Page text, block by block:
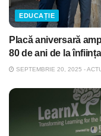
EDUCAȚIE
Placă aniversară
80 de ani de la
SEPTEMBRIE 20, 2025 -